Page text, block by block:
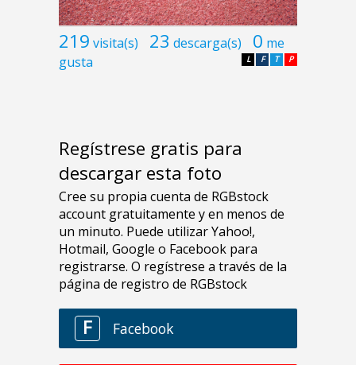
219 visita(s) 23 descarga(s) 0 me
gusta
P
T
F
L
Regístrese gratis para
descargar esta foto